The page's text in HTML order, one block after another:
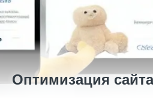
Оптимизация